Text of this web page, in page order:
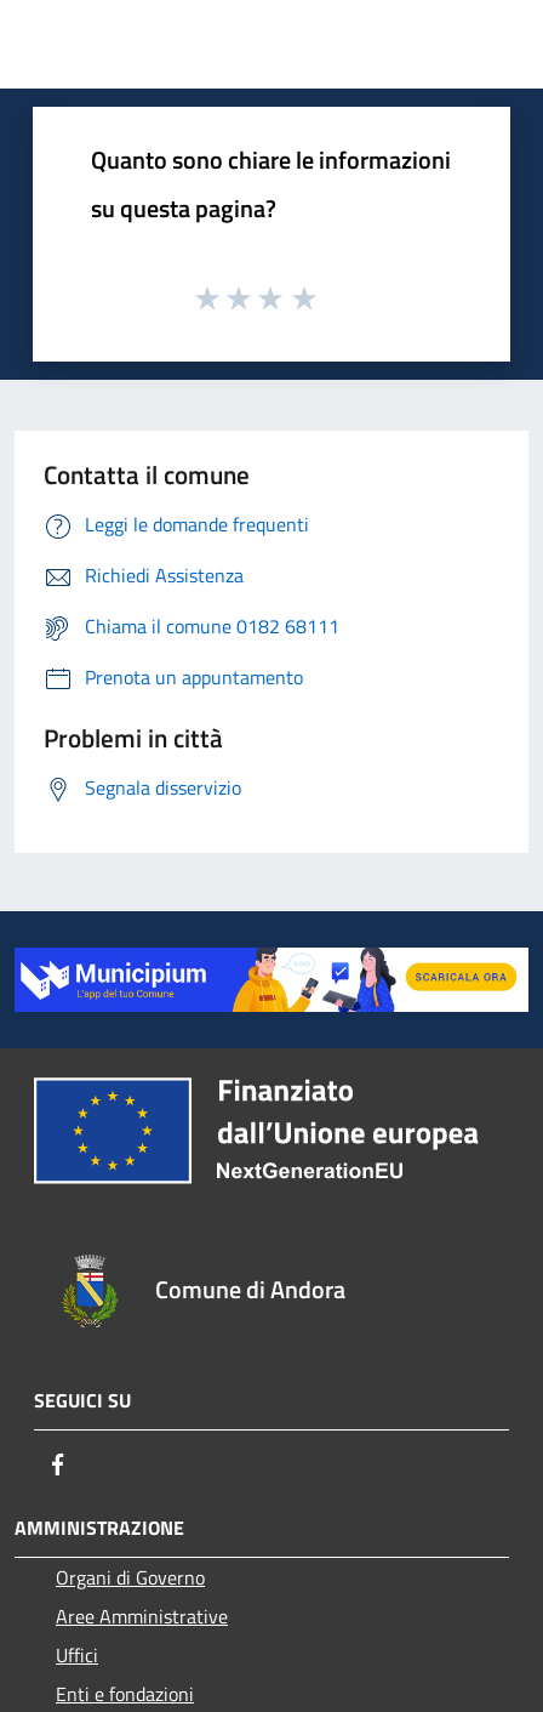
Quanto sono chiare le informazioni
su questa pagina?
Contatta il comune
Leggi le domande frequenti
Richiedi Assistenza
Chiama il comune 0182 68111
Prenota un appuntamento
Problemi in città
Segnala disservizio
Comune di Andora
SEGUICI SU
AMMINISTRAZIONE
Organi di Governo
Aree Amministrative
Uffici
Enti e fondazioni